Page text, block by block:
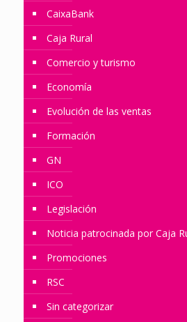
CaixaBank
Caja Rural
Comercio y turismo
Economía
Evolución de las ventas
Formación
GN
ICO
Legislación
Noticia patrocinada por Caja
Promociones
RSC
Sin categorizar